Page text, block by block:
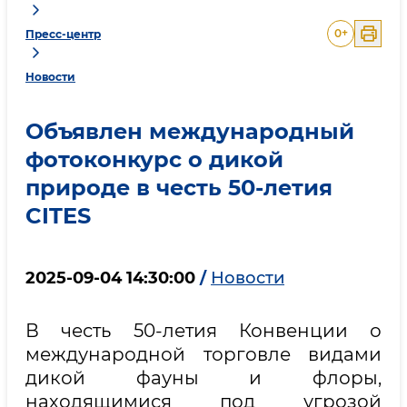
Пресс-центр
Новости
0+
Объявлен международный
фотоконкурс о дикой
природе в честь 50-летия
CITES
2025-09-04 14:30:00 / Новости
В честь 50-летия Конвенции о
международной торговле видами
дикой фауны и флоры,
находящимися под угрозой